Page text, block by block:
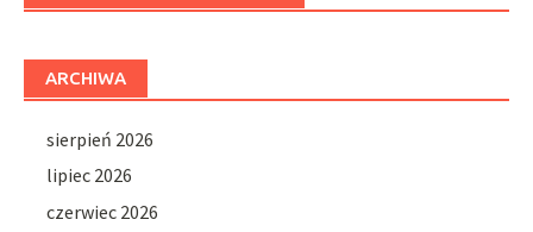
ARCHIWA
sierpień 2026
lipiec 2026
czerwiec 2026